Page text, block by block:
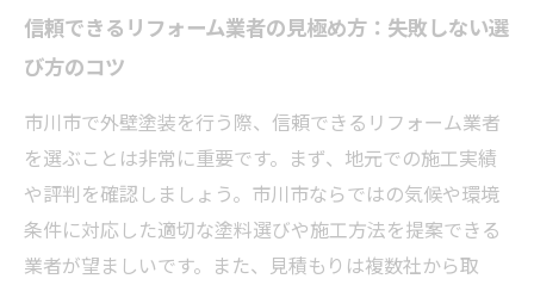
信頼できるリフォーム業者の見極め方：失敗しない選
び方のコツ
市川市で外壁塗装を行う際、信頼できるリフォーム業者
を選ぶことは非常に重要です。まず、地元での施工実績
や評判を確認しましょう。市川市ならではの気候や環境
条件に対応した適切な塗料選びや施工方法を提案できる
業者が望ましいです。また、見積もりは複数社から取